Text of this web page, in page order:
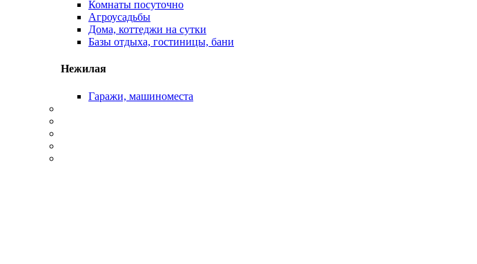
Комнаты посуточно
Агроусадьбы
Дома, коттеджи на сутки
Базы отдыха, гостиницы, бани
Нежилая
Гаражи, машиноместа